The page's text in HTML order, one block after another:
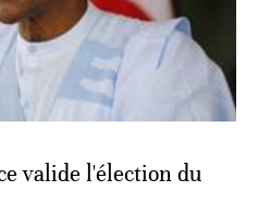
valide l'élection du